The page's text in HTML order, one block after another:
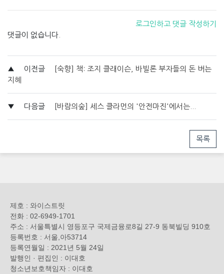
로그인하고 댓글 작성하기
댓글이 없습니다.
▲ 이전글
[숙향] 책: 조지 클래이슨, 바빌론 부자들의 돈 버는
지혜
▼ 다음글 [바람의숲] 세스 클라먼의 '안전마진'에서는...
목록
제호 : 와이스트릿
전화 : 02-6949-1701
주소 : 서울특별시 영등포구 국제금융로8길 27-9 동북빌딩 910호
등록번호 : 서울,아53714
등록연월일 : 2021년 5월 24일
발행인 · 편집인 : 이대호
청소년보호책임자 : 이대호